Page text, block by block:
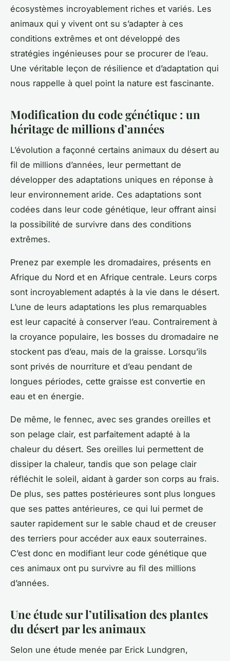
écosystèmes incroyablement riches et variés. Les
animaux qui y vivent ont su s’adapter à ces
conditions extrêmes et ont développé des
stratégies ingénieuses pour se procurer de l’eau.
Une véritable leçon de résilience et d’adaptation qui
nous rappelle à quel point la nature est fascinante.
Modification du code génétique : un
héritage de millions d’années
L’évolution a façonné certains animaux du désert au
fil de millions d’années, leur permettant de
développer des adaptations uniques en réponse à
leur environnement aride. Ces adaptations sont
codées dans leur code génétique, leur offrant ainsi
la possibilité de survivre dans des conditions
extrêmes.
Prenez par exemple les dromadaires, présents en
Afrique du Nord et en Afrique centrale. Leurs corps
sont incroyablement adaptés à la vie dans le désert.
L’une de leurs adaptations les plus remarquables
est leur capacité à conserver l’eau. Contrairement à
la croyance populaire, les bosses du dromadaire ne
stockent pas d’eau, mais de la graisse. Lorsqu’ils
sont privés de nourriture et d’eau pendant de
longues périodes, cette graisse est convertie en
eau et en énergie.
De même, le fennec, avec ses grandes oreilles et
son pelage clair, est parfaitement adapté à la
chaleur du désert. Ses oreilles lui permettent de
dissiper la chaleur, tandis que son pelage clair
réfléchit le soleil, aidant à garder son corps au frais.
De plus, ses pattes postérieures sont plus longues
que ses pattes antérieures, ce qui lui permet de
sauter rapidement sur le sable chaud et de creuser
des terriers pour accéder aux eaux souterraines.
C’est donc en modifiant leur code génétique que
ces animaux ont pu survivre au fil des millions
d’années.
Une étude sur l’utilisation des plantes
du désert par les animaux
Selon une étude menée par Erick Lundgren,